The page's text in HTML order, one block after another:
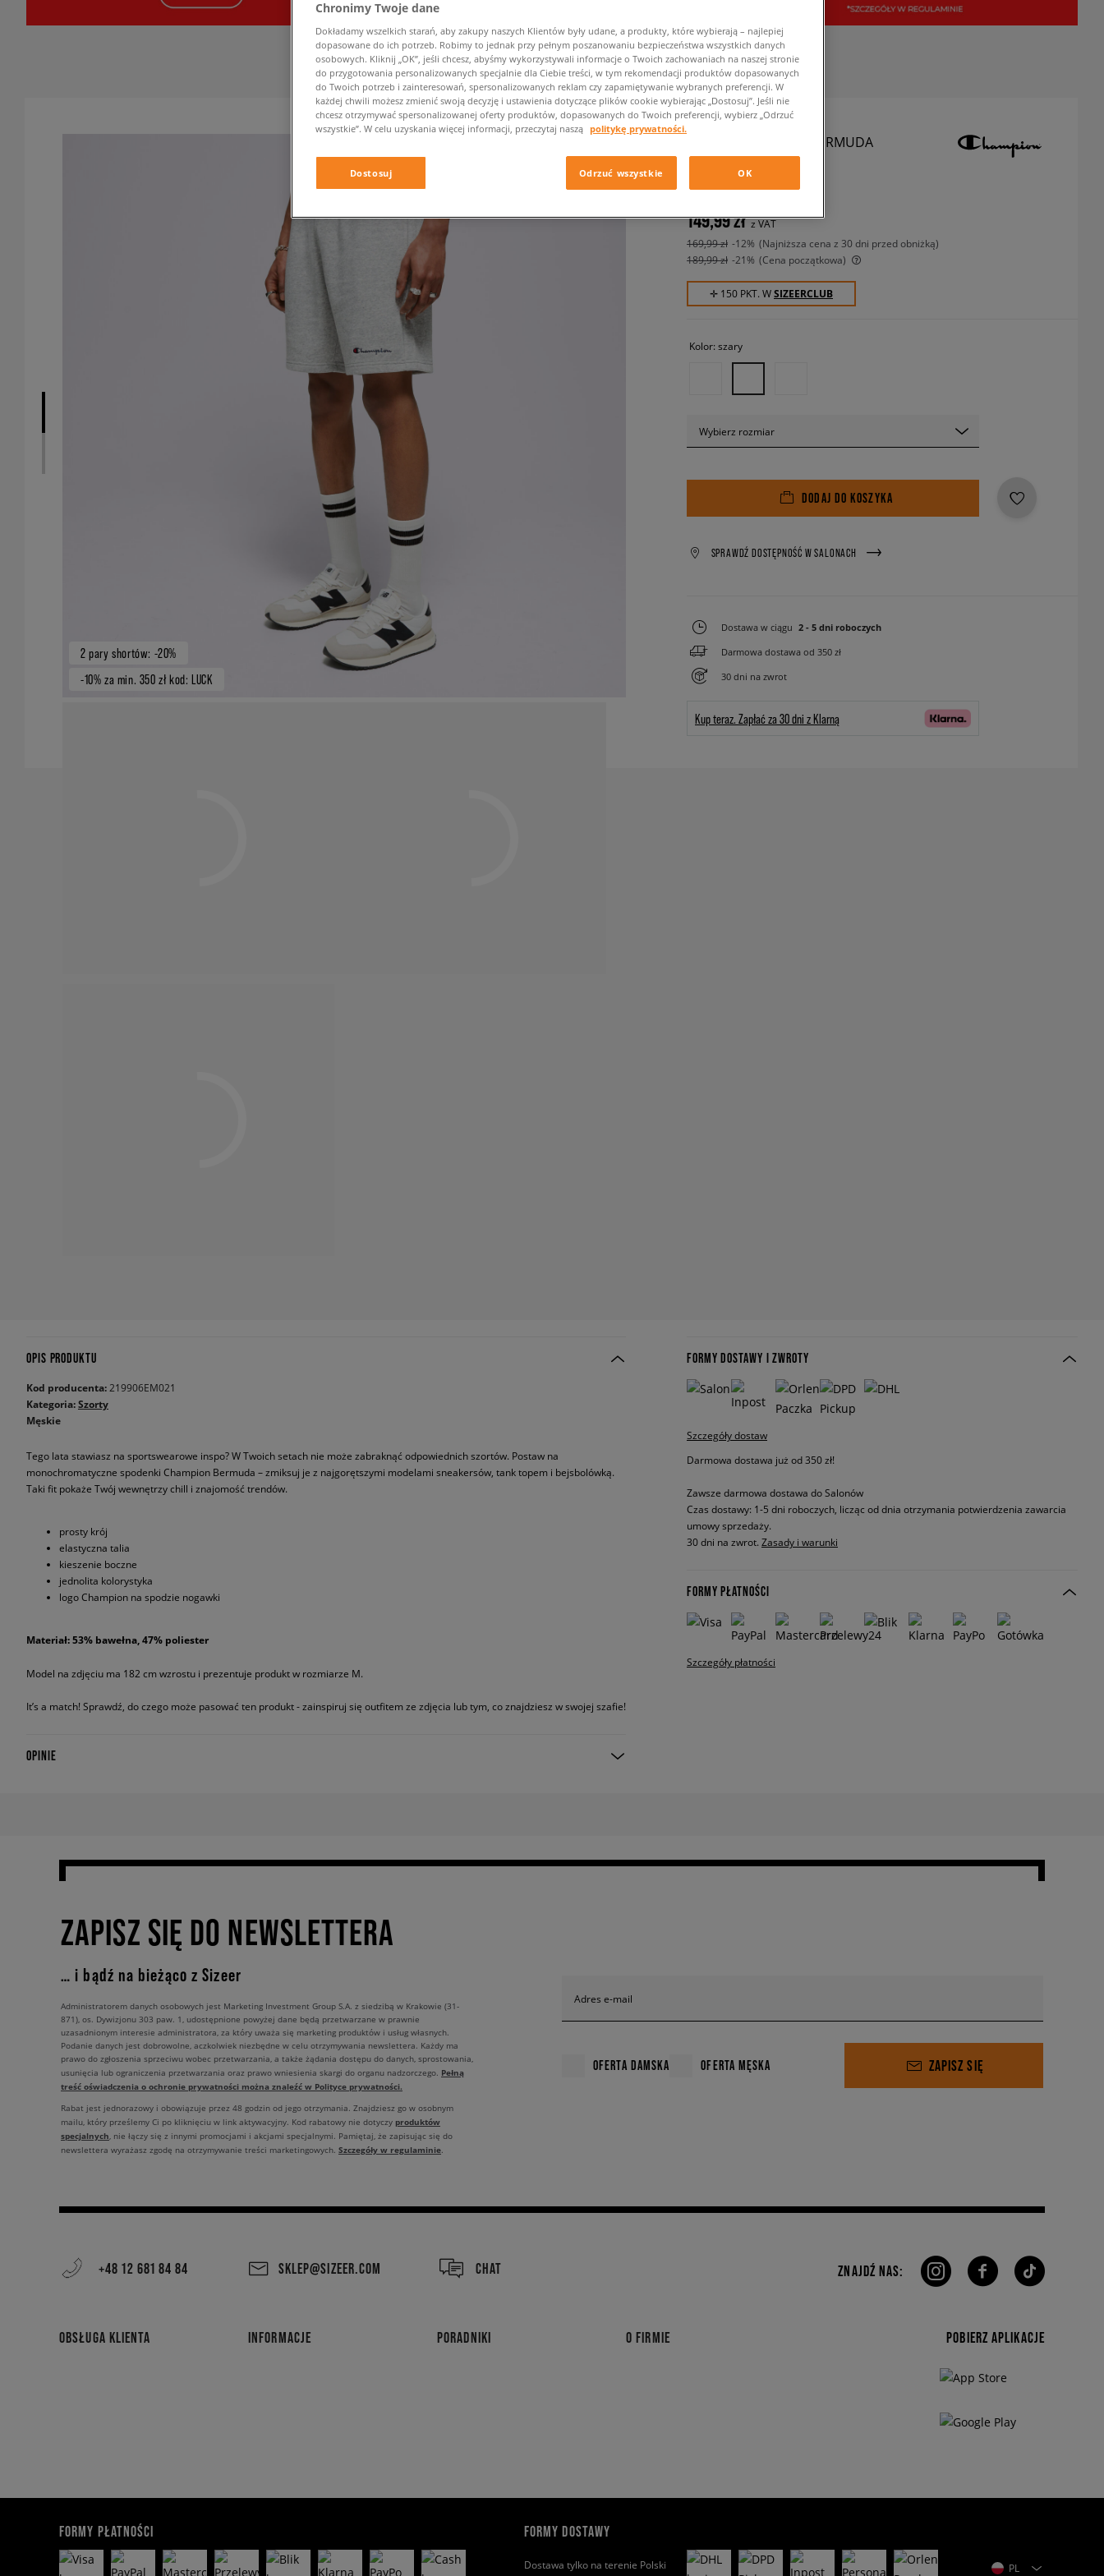
2 pary shortów: -20%
-10% za min. 350 zł kod: LUCK
CHAMPION SZORTY BERMUDA
149,99 zł z VAT
169,99 zł -12%
(najniższa cena z 30 dni przed obniżką)
189,99 zł -21% (Cena początkowa)
✛ 150 PKT. WSIZEERCLUB
Kolor: szary
Wybierz rozmiar
DODAJ DO KOSZYKA
SPRAWDŹ DOSTĘPNOŚĆ W SALONACH
Dostawa w ciągu 2 - 5 dni roboczych
Darmowa dostawa od 350 zł
30 dni na zwrot
Kup teraz. Zapłać za 30 dni z Klarną
OPIS PRODUKTU
Kod producenta: 219906EM021
Kategoria:Szorty
Męskie
Tego lata stawiasz na sportswearowe inspo? W Twoich setach nie może zabraknąć odpowiednich szortów. Postaw na
monochromatyczne spodenki Champion Bermuda – zmiksuj je z najgorętszymi modelami sneakersów, tank topem i bejsbolówką.
Taki fit pokaże Twój wewnętrzy chill i znajomość trendów.
prosty krój
elastyczna talia
kieszenie boczne
jednolita kolorystyka
logo Champion na spodzie nogawki
Materiał: 53% bawełna, 47% poliester
Model na zdjęciu ma 182 cm wzrostu i prezentuje produkt w rozmiarze M.
It’s a match! Sprawdź, do czego może pasować ten produkt - zainspiruj się outfitem ze zdjęcia lub tym, co znajdziesz w swojej szafie!
OPINIE
FORMY DOSTAWY I ZWROTY
Szczegóły dostaw
Darmowa dostawa już od 350 zł!
Zawsze darmowa dostawa do Salonów
Czas dostawy: 1-5 dni roboczych, licząc od dnia otrzymania potwierdzenia zawarcia
umowy sprzedaży.
30 dni na zwrot. Zasady i warunki
FORMY PŁATNOŚCI
Szczegóły płatności
ZAPISZ SIĘ DO NEWSLETTERA
… i bądź na bieżąco z Sizeer
Adres e-mail
OFERTA DAMSKA OFERTA MĘSKA ZAPISZ SIĘ
Administratorem danych osobowych jest Marketing Investment Group S.A. z siedzibą w Krakowie (31-
871), os. Dywizjonu 303 paw. 1, udostępnione powyżej dane będą przetwarzane w prawnie
uzasadnionym interesie administratora, za który uważa się marketing produktów i usług własnych.
Podanie danych jest dobrowolne, aczkolwiek niezbędne w celu otrzymywania newslettera. Każdy ma
prawo do zgłoszenia sprzeciwu wobec przetwarzania, a także żądania dostępu do danych, sprostowania,
usunięcia lub ograniczenia przetwarzania oraz prawo wniesienia skargi do organu nadzorczego. Pełną
treść oświadczenia o ochronie prywatności można znaleźć w Polityce prywatności.
Rabat jest jednorazowy i obowiązuje przez 48 godzin od jego otrzymania. Znajdziesz go w osobnym
mailu, który prześlemy Ci po kliknięciu w link aktywacyjny. Kod rabatowy nie dotyczy produktów
specjalnych, nie łączy się z innymi promocjami i akcjami specjalnymi. Pamiętaj, że zapisując się do
newslettera wyrażasz zgodę na otrzymywanie treści marketingowych. Szczegóły w regulaminie.
+48 12 681 84 84 SKLEP@SIZEER.COM CHAT
OBSŁUGA KLIENTA INFORMACJE PORADNIKI O FIRMIE
ZNAJDŹ NAS:
POBIERZ APLIKACJE
FORMY PŁATNOŚCI FORMY DOSTAWY
Dostawa tylko na terenie Polski PL
Chronimy Twoje dane
Dokładamy wszelkich starań, aby zakupy naszych Klientów były udane, a produkty, które wybierają – najlepiej
dopasowane do ich potrzeb. Robimy to jednak przy pełnym poszanowaniu bezpieczeństwa wszystkich danych
osobowych. Kliknij „OK”, jeśli chcesz, abyśmy wykorzystywali informacje o Twoich zachowaniach na naszej stronie
do przygotowania personalizowanych specjalnie dla Ciebie treści, w tym rekomendacji produktów dopasowanych
do Twoich potrzeb i zainteresowań, spersonalizowanych reklam czy zapamiętywanie wybranych preferencji. W
każdej chwili możesz zmienić swoją decyzję i ustawienia dotyczące plików cookie wybierając „Dostosuj”. Jeśli nie
chcesz otrzymywać spersonalizowanej oferty produktów, dopasowanych do Twoich preferencji, wybierz „Odrzuć
wszystkie”. W celu uzyskania więcej informacji, przeczytaj naszą politykę prywatności.
Dostosuj Odrzuć wszystkie OK